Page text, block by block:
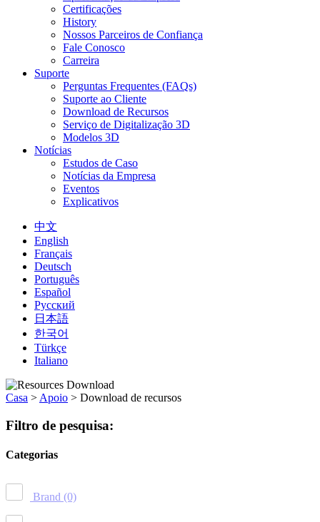
Certificações
History
Nossos Parceiros de Confiança
Fale Conosco
Carreira
Suporte
Perguntas Frequentes (FAQs)
Suporte ao Cliente
Download de Recursos
Serviço de Digitalização 3D
Modelos 3D
Notícias
Estudos de Caso
Notícias da Empresa
Eventos
Explicativos
中文
English
Français
Deutsch
Português
Español
Русский
日本語
한국어
Türkçe
Italiano
Casa > Apoio > Download de recursos
Filtro de pesquisa:
Categorias
Brand (0)